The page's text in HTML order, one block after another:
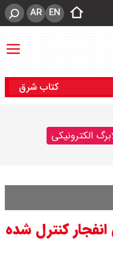
EN
AR
کتاب شرق
الکترونیکی
کنترل شده